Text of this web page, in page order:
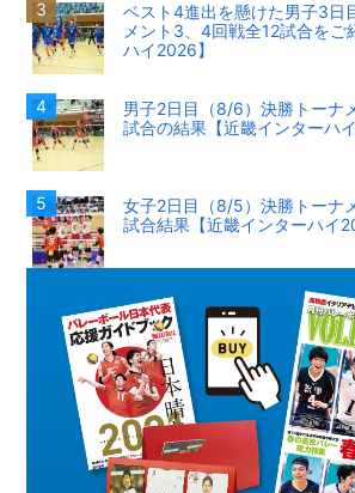
ベスト4進出を懸けた男子3日
メント3、4回戦全12試合をご
ハイ2026】
男子2日目（8/6）決勝トーナ
試合の結果【近畿インターハ
女子2日目（8/5）決勝トーナ
試合結果【近畿インターハイ